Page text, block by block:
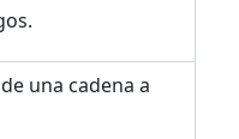
una cadena a